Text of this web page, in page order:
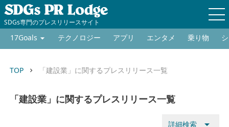
SDGs専門のプレスリリースサイト
17Goals テクノロジー アプリ エンタメ 乗り物
TOP keyboard_arrow_right 「建設業」に関するプレスリリース一覧
「建設業」に関するプレスリリース一覧
詳細検索 arrow_drop_down